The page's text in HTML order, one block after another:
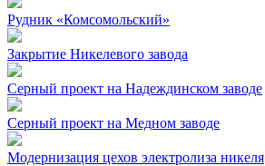
Рудник «Комсомольский»
Закрытие Никелевого завода
Серный проект на Надеждинском заводе
Серный проект на Медном заводе
Модернизация цехов электролиза никеля